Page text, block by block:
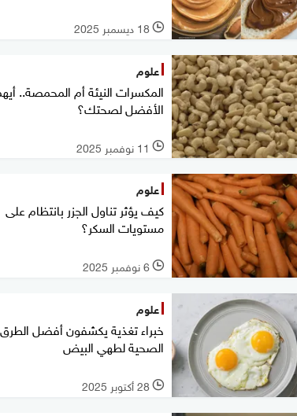
l 18 ديسمبر 2025
علوم
المكسرات النيئة أم المحمصة..
الأفضل لصحتك؟
l 11 نوفمبر 2025
علوم
كيف يؤثر تناول الجزر بانتظام على
مستويات السكر؟
l 6 نوفمبر 2025
علوم
خبراء تغذية يكشفون أفضل الطرق
الصحية لطهي البيض
l 28 أكتوبر 2025